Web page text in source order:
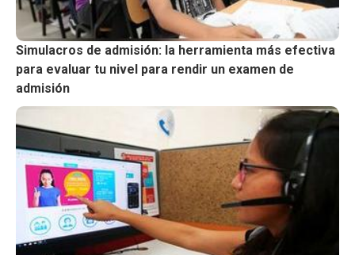
Simulacros de admisión: la herramienta más efectiva
para evaluar tu nivel para rendir un examen de
admisión